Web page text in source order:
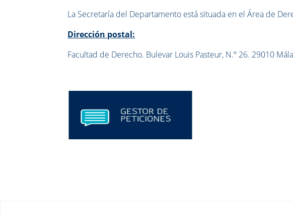
La Secretaría del Departamento está situada en el Área de
Dirección postal:
Facultad de Derecho. Bulevar Louis Pasteur, N.º 26. 29010